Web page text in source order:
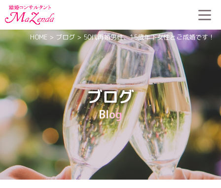
ブログ
Blog
HOME > ブログ > 50代再婚男性、15歳年下女性とご成婚です！